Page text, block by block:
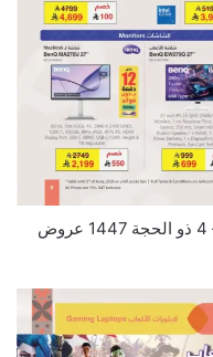
عروض جرير الاسبوعية 21 مايو 2026 – 4 ذو الحجة 1447 عروض